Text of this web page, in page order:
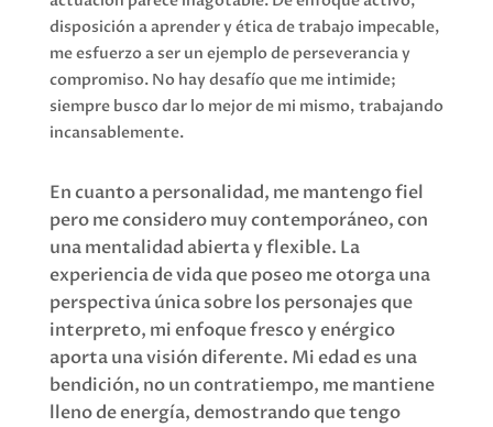
disposición a aprender y ética de trabajo impecable,
me esfuerzo a ser un ejemplo de perseverancia y
compromiso. No hay desafío que me intimide;
siempre busco dar lo mejor de mi mismo, trabajando
incansablemente.
En cuanto a personalidad, me mantengo fiel
pero me considero muy contemporáneo, con
una mentalidad abierta y flexible. La
experiencia de vida que poseo me otorga una
perspectiva única sobre los personajes que
interpreto, mi enfoque fresco y enérgico
aporta una visión diferente. Mi edad es una
bendición, no un contratiempo, me mantiene
lleno de energía, demostrando que tengo